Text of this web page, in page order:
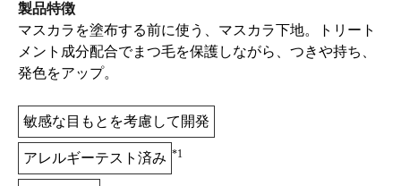
製品特徴
マスカラを塗布する前に使う、マスカラ下地。トリート
メント成分配合でまつ毛を保護しながら、つきや持ち、
発色をアップ。
敏感な目もとを考慮して開発
アレルギーテスト済み *1